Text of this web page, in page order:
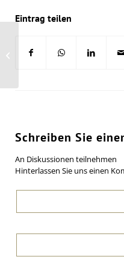
Eintrag teilen
Schreiben Sie
An Diskussionen teilnehmen
Hinterlassen Sie uns einen
Schaeffler streicht jeden
Job in Deutschland